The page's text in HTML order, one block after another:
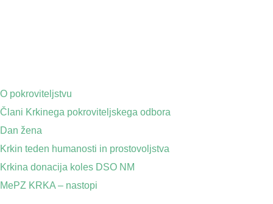
O pokroviteljstvu
Člani Krkinega pokroviteljskega odbora
Dan žena
Krkin teden humanosti in prostovoljstva
Krkina donacija koles DSO NM
MePZ KRKA – nastopi